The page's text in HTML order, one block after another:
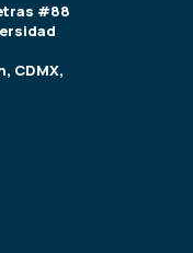
#88
CDMX,